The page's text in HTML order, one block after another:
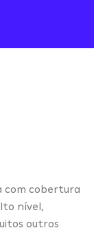
com cobertura
nível,
outros